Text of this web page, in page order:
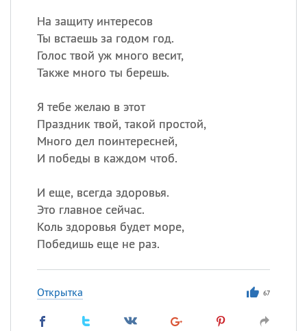
На защиту интересов
Ты встаешь за годом год.
Голос твой уж много весит,
Также много ты берешь.
Я тебе желаю в этот
Праздник твой, такой простой,
Много дел поинтересней,
И победы в каждом чтоб.
И еще, всегда здоровья.
Это главное сейчас.
Коль здоровья будет море,
Победишь еще не раз.
Открытка 67